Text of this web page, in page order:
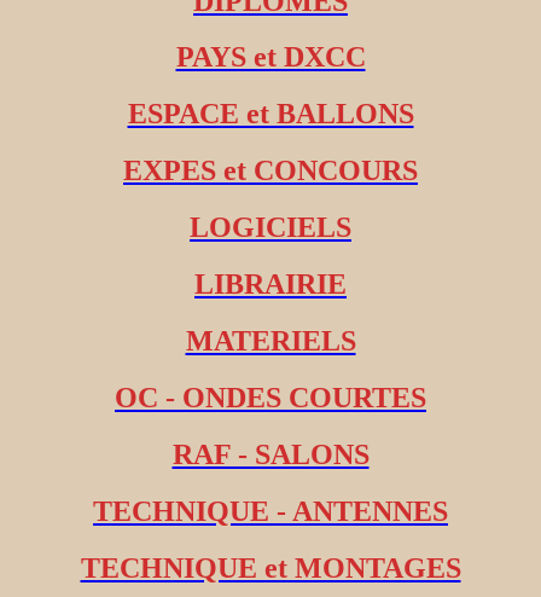
PAYS et DXCC
ESPACE et BALLONS
EXPES et CONCOURS
LOGICIELS
LIBRAIRIE
MATERIELS
OC - ONDES COURTES
RAF - SALONS
TECHNIQUE - ANTENNES
TECHNIQUE et MONTAGES